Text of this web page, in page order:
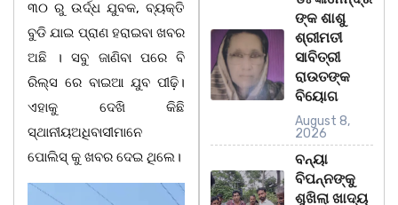
୩୦ ରୁ ଉର୍ଦ୍ଧ ଯୁବକ, ବ୍ୟକ୍ତି
ବୁଡି ଯାଇ ପ୍ରାଣ ହରାଇବା ଖବର
ଅଛି । ସବୁ ଜାଣିବା ପରେ ବି
ରିଲ୍ସ ରେ ବାଇଆ ଯୁବ ପୀଢ଼ି।
ଏହାକୁ ଦେଖି କିଛି
ସ୍ଥାନୀୟଅଧିବାସୀମାନେ
ପୋଲିସ୍ କୁ ଖବର ଦେଇ ଥିଲେ।
ଙ୍କ ଶାଶୁ
ଶ୍ରୀମତୀ
ସାବିତ୍ରୀ
ରାଉତଙ୍କ
ବିୟୋଗ
August 8,
2026
ବନ୍ୟା
ବିପନ୍ନଙ୍କୁ
ଶୁଖିଲା ଖାଦ୍ୟ